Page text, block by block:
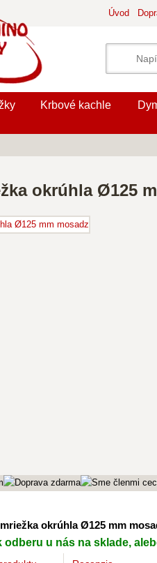
Úvod
Krbové kachle
okrúhla Ø125
okrúhla Ø125 mm
odberu u nás na sklade,